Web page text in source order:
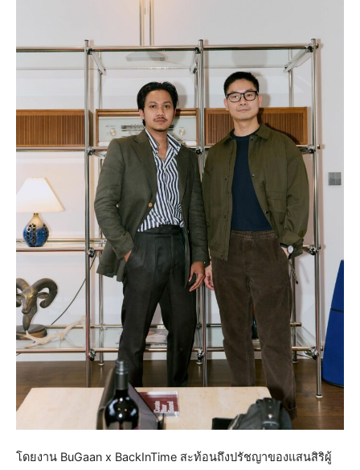
โดยงาน BuGaan x BackInTime สะท้อนถึงปรัชญาของแสนสิริผู้